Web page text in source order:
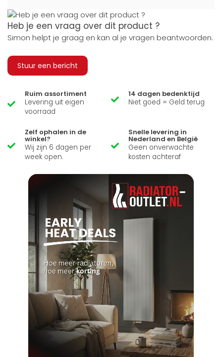
Heb je een vraag over dit product ?
Simon helpt je graag en kan al je vragen beantwoorden.
Stuur een bericht
Ruim assortiment
Levering uit eigen
voorraad
14 dagen bedenktijd
Niet goed = Geld terug
Zelf ophalen in de
winkel?
Wij zijn 6 dagen per
week open.
Snelle levering in
Nederland en België
Geen onverwachte
kosten achteraf